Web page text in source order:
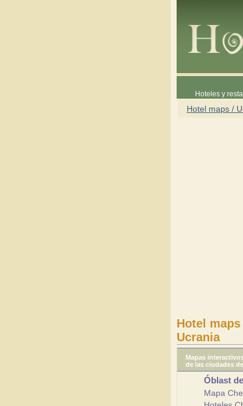
Hoteles y
Hotel maps /
Hotel
Ucrania
Mapas
de las ciudades
Óblast
Mapa